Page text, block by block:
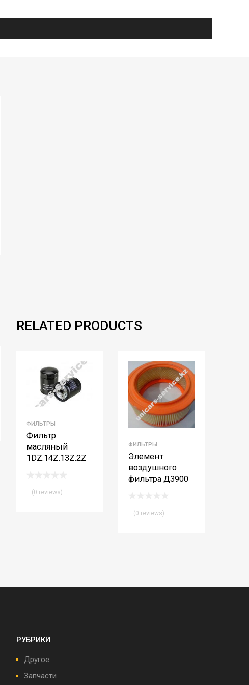
RELATED PRODUCTS
ФИЛЬТРЫ
Фильтр
масляный
1DZ.14Z.13Z.2Z
(0 reviews)
ФИЛЬТРЫ
Элемент
воздушного
фильтра Д3900
(0 reviews)
РУБРИКИ
Другое
Запчасти